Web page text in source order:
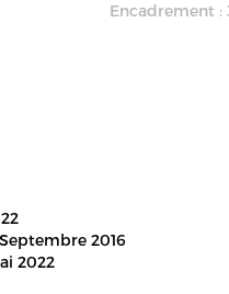
Encadrement :
Septembre 2016
2022